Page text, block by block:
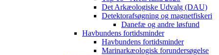
Det Arkæologiske Udvalg (DAU)
Detektorafsøgning og magnetfiskeri
Danefæ og andre løsfund
Havbundens fortidsminder
Havbundens fortidsminder
Marinarkæologisk forundersøgelse